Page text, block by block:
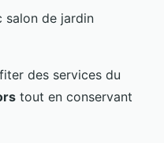
salon de jardin
des services du
tout en conservant